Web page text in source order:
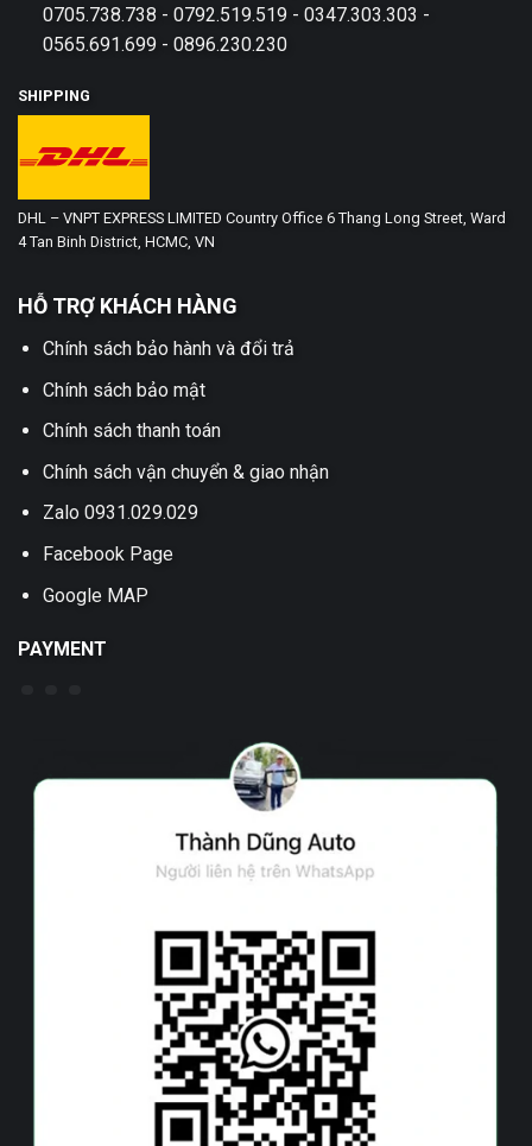
0705.738.738 - 0792.519.519 - 0347.303.303 -
0565.691.699 - 0896.230.230
SHIPPING
DHL – VNPT EXPRESS LIMITED Country Office 6 Thang Long Street, Ward
4 Tan Binh District, HCMC, VN
HỖ TRỢ KHÁCH HÀNG
Chính sách bảo hành và đổi trả
Chính sách bảo mật
Chính sách thanh toán
Chính sách vận chuyển & giao nhận
Zalo 0931.029.029
Facebook Page
Google MAP
PAYMENT